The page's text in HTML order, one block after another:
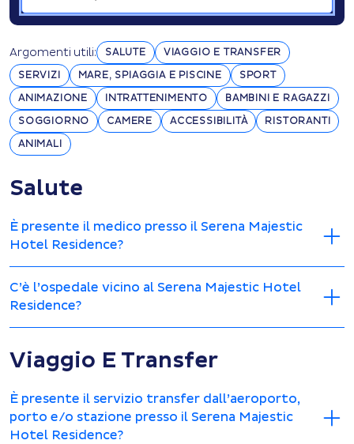
Argomenti utili: SALUTE
VIAGGIO E TRANSFER
SERVIZI
MARE, SPIAGGIA E PISCINE
SPORT
ANIMAZIONE
INTRATTENIMENTO
BAMBINI E RAGAZZI
SOGGIORNO
CAMERE ACCESSIBILITÀ
RISTORANTI
ANIMALI
Salute
È presente il medico presso il Serena Majestic
Hotel Residence?
C’è l’ospedale vicino al Serena Majestic Hotel
Residence?
Viaggio E Transfer
È presente il servizio transfer dall’aeroporto,
porto e/o stazione presso il Serena Majestic
Hotel Residence?